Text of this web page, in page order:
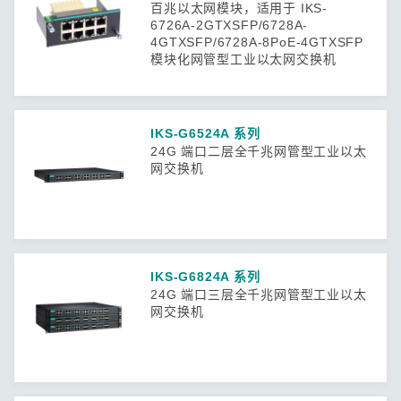
百兆以太网模块，适用于 IKS-
6726A-2GTXSFP/6728A-
4GTXSFP/6728A-8PoE-4GTXSFP
模块化网管型工业以太网交换机
IKS-G6524A 系列
24G 端口二层全千兆网管型工业以太
网交换机
IKS-G6824A 系列
24G 端口三层全千兆网管型工业以太
网交换机